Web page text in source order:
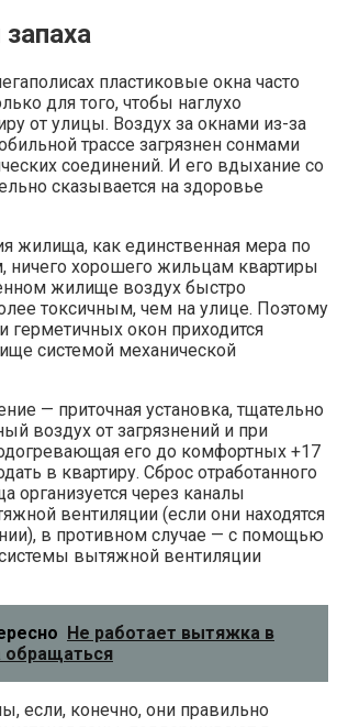
пластиковые окна часто
для того, чтобы наглухо
от улицы. Воздух за окнами из-за
трассе загрязнен сонмами
соединений. И его вдыхание со
сказывается на здоровье
жилища, как единственная мера по
ничего хорошего жильцам квартиры
жилище воздух быстро
токсичным, чем на улице. Поэтому
герметичных окон приходится
системой механической
— приточная установка, тщательно
воздух от загрязнений и при
его до комфортных +17
в квартиру. Сброс отработанного
организуется через каналы
вентиляции (если они находятся
в противном случае — с помощью
вытяжной вентиляции
Не работает вытяжка в
обращаться
если, конечно, они правильно